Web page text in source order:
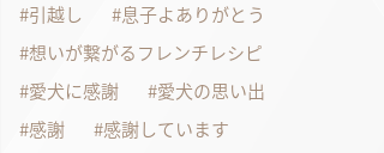
引越し
息子よありがとう
想いが繋がるフレンチレシピ
愛犬に感謝
愛犬の思い出
感謝
感謝しています